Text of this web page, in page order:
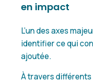
en impact
L’un des axes
identifier ce qui
ajoutée.
À travers